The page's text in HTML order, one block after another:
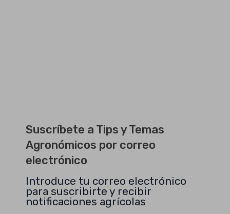
Suscríbete a Tips y Temas
Agronómicos por correo
electrónico
Introduce tu correo electrónico
para suscribirte y recibir
notificaciones agrícolas